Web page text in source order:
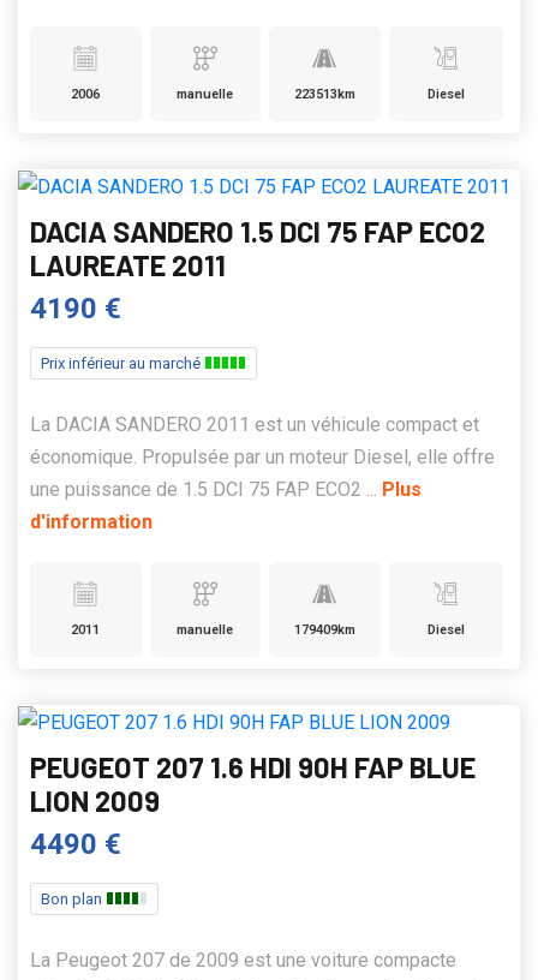
2006 manuelle 223513km Diesel
DACIA SANDERO 1.5 DCI 75 FAP ECO2
LAUREATE 2011
4190 €
Prix inférieur au marché
La DACIA SANDERO 2011 est un véhicule compact et
économique. Propulsée par un moteur Diesel, elle offre
une puissance de 1.5 DCI 75 FAP ECO2 ... Plus
d'information
2011 manuelle 179409km Diesel
PEUGEOT 207 1.6 HDI 90H FAP BLUE
LION 2009
4490 €
Bon plan
La Peugeot 207 de 2009 est une voiture compacte